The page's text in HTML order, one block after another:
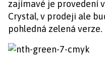
zajímavé je provedení
Crystal, v prodeji ale
pohledná zelená verze.